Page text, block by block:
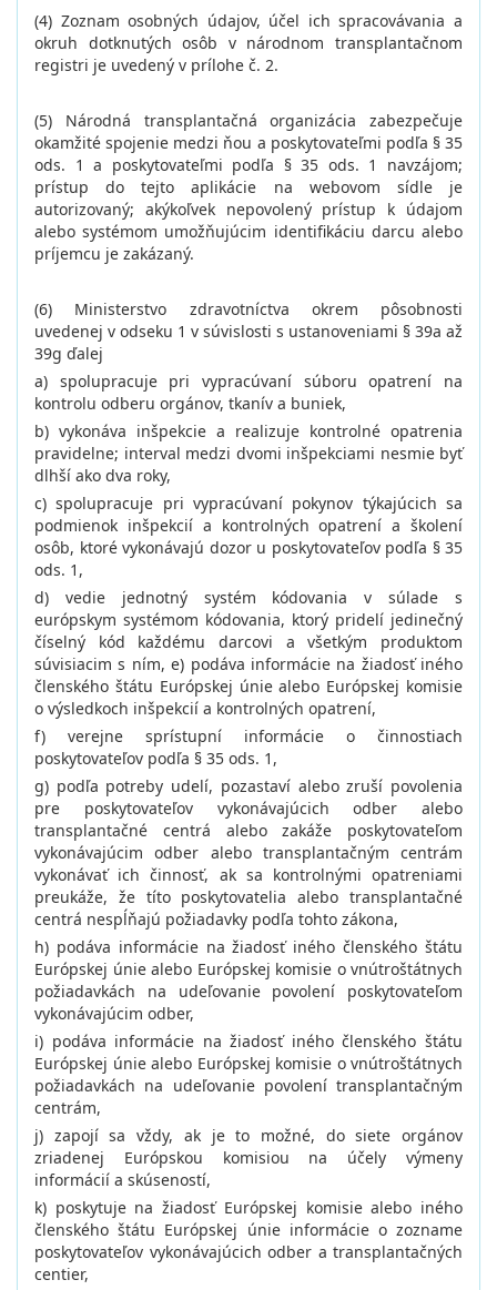
(4) Zoznam osobných údajov, účel ich spracovávania a
okruh dotknutých osôb v národnom transplantačnom
registri je uvedený v prílohe č. 2.
(5) Národná transplantačná organizácia zabezpečuje
okamžité spojenie medzi ňou a poskytovateľmi podľa § 35
ods. 1 a poskytovateľmi podľa § 35 ods. 1 navzájom;
prístup do tejto aplikácie na webovom sídle je
autorizovaný; akýkoľvek nepovolený prístup k údajom
alebo systémom umožňujúcim identifikáciu darcu alebo
príjemcu je zakázaný.
(6) Ministerstvo zdravotníctva okrem pôsobnosti
uvedenej v odseku 1 v súvislosti s ustanoveniami § 39a až
39g ďalej
a) spolupracuje pri vypracúvaní súboru opatrení na
kontrolu odberu orgánov, tkanív a buniek,
b) vykonáva inšpekcie a realizuje kontrolné opatrenia
pravidelne; interval medzi dvomi inšpekciami nesmie byť
dlhší ako dva roky,
c) spolupracuje pri vypracúvaní pokynov týkajúcich sa
podmienok inšpekcií a kontrolných opatrení a školení
osôb, ktoré vykonávajú dozor u poskytovateľov podľa § 35
ods. 1,
d) vedie jednotný systém kódovania v súlade s
európskym systémom kódovania, ktorý pridelí jedinečný
číselný kód každému darcovi a všetkým produktom
súvisiacim s ním, e) podáva informácie na žiadosť iného
členského štátu Európskej únie alebo Európskej komisie
o výsledkoch inšpekcií a kontrolných opatrení,
f) verejne sprístupní informácie o činnostiach
poskytovateľov podľa § 35 ods. 1,
g) podľa potreby udelí, pozastaví alebo zruší povolenia
pre poskytovateľov vykonávajúcich odber alebo
transplantačné centrá alebo zakáže poskytovateľom
vykonávajúcim odber alebo transplantačným centrám
vykonávať ich činnosť, ak sa kontrolnými opatreniami
preukáže, že títo poskytovatelia alebo transplantačné
centrá nespĺňajú požiadavky podľa tohto zákona,
h) podáva informácie na žiadosť iného členského štátu
Európskej únie alebo Európskej komisie o vnútroštátnych
požiadavkách na udeľovanie povolení poskytovateľom
vykonávajúcim odber,
i) podáva informácie na žiadosť iného členského štátu
Európskej únie alebo Európskej komisie o vnútroštátnych
požiadavkách na udeľovanie povolení transplantačným
centrám,
j) zapojí sa vždy, ak je to možné, do siete orgánov
zriadenej Európskou komisiou na účely výmeny
informácií a skúseností,
k) poskytuje na žiadosť Európskej komisie alebo iného
členského štátu Európskej únie informácie o zozname
poskytovateľov vykonávajúcich odber a transplantačných
centier,